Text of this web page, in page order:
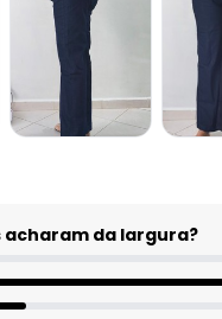
acharam da largura?